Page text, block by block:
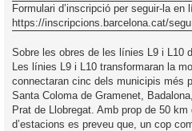
Formulari d’inscripció per seguir-la en
https://inscripcions.barcelona.cat/
Sobre les obres de les línies L9 i L10
Les línies L9 i L10 transformaran la
connectaran cinc dels municipis més
Santa Coloma de Gramenet,
Prat de Llobregat. Amb prop de 50
d’estacions es preveu que, un cop